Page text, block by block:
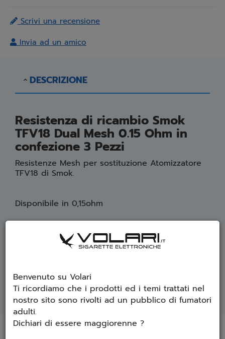
Scrivi una recensione
Invia ad un amico
DESCRIZIONE
Resistenza di ricambio Smok
TFV18 Dual Mesh 0.15 Ohm in
confezione 3 Pezzi
Resistenze Mesh per sostituzione Atomizzatore
TFV18 di Smok.
Disponibile in 0,15ohm
Massime prestazioni in 100-110w
3 x Resistenze SMOK TFV18
Prodotti che ti potrebbero interessare
Benvenuto su Volari
Ti ricordiamo che i prodotti ed i temi trattati nel
nostro sito sono rivolti ad un pubblico di fumatori
adulti.
Dichiari di essere maggiorenne ?